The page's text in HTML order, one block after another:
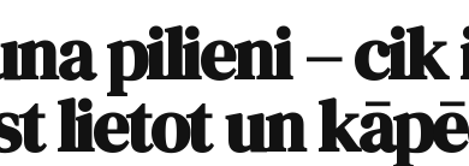
pilieni – cik
lietot un